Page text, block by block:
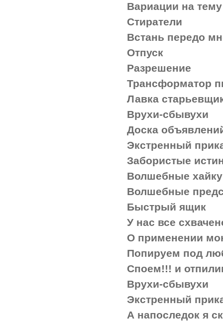
Вариации на
Стиратели
Встань передо
Отпуск
Разрешение
Трансформатор
Лавка
Врухи-сбывухи
Доска
Экстренный
Забористые
Волшебные хайку
Волшебные
Быстрый ящик
У нас все
О применении
Попируем под
Споем!!! и
Врухи-сбывухи
Экстренный
А напоследок я